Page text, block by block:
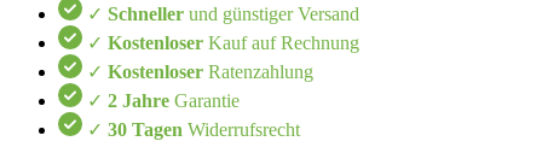
✓ Schneller und günstiger Versand
✓ Kostenloser Kauf auf Rechnung
✓ Kostenloser Ratenzahlung
✓ 2 Jahre Garantie
✓ 30 Tagen Widerrufsrecht